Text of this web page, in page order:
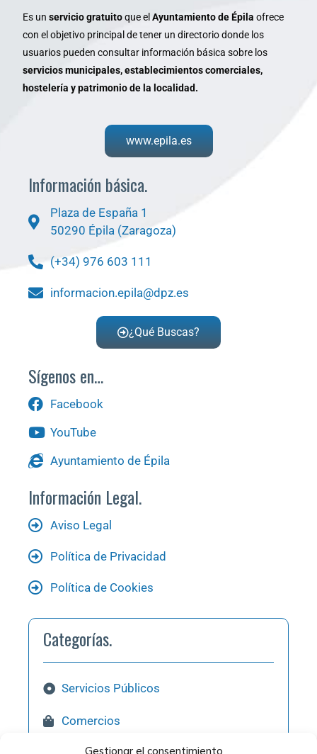
Gestionar el consentimiento
Es un servicio gratuitoque el Ayuntamiento de Épila ofrece
con el objetivo principal de tener un directorio donde los
usuarios pueden consultar información básica sobre los
servicios municipales, establecimientos comerciales,
hostelería y patrimonio de la localidad.
www.epila.es
Información básica.
Plaza de España 1
50290 Épila (Zaragoza)
(+34) 976 603 111
informacion.epila@dpz.es
¿Qué Buscas?
Sígenos en…
Facebook
YouTube
Ayuntamiento de Épila
Información Legal.
Aviso Legal
Política de Privacidad
Política de Cookies
Categorías.
Servicios Públicos
Comercios